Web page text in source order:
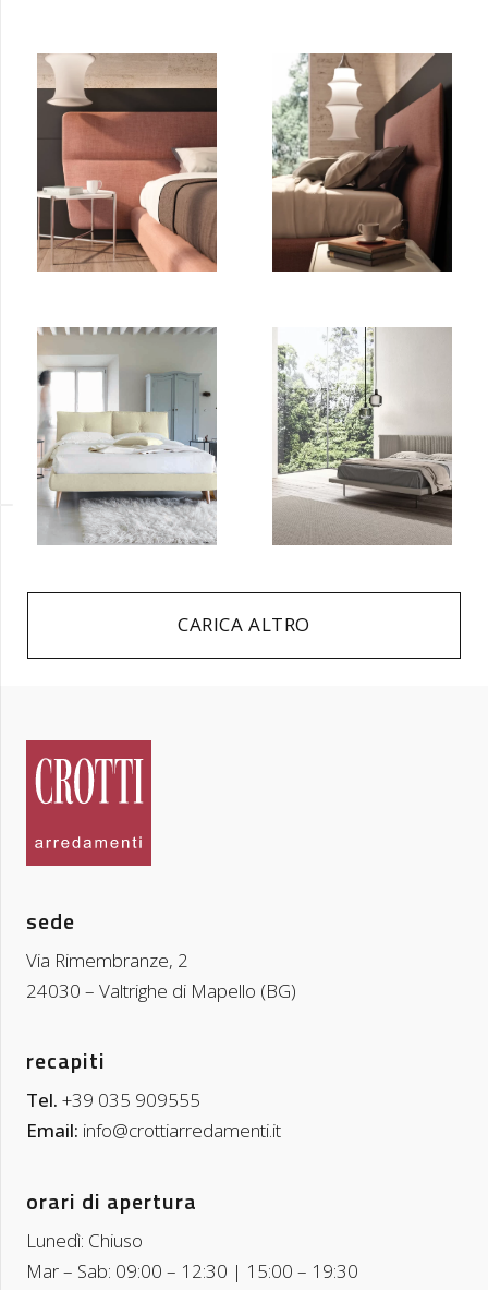
CARICA ALTRO
sede
Via Rimembranze, 2
24030 – Valtrighe di Mapello (BG)
recapiti
Tel. +39 035 909555
Email: info@crottiarredamenti.it
orari di apertura
Lunedì: Chiuso
Mar – Sab: 09:00 – 12:30 | 15:00 – 19:30